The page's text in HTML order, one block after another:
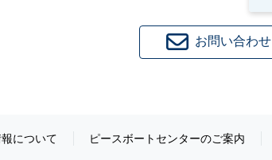
お問い合わせ
について ピースボートセンターのご案内